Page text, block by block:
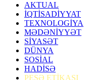
AKTUAL
İQTİSADİYYAT
TEXNOLOGİYA
MƏDƏNİYYƏT
SİYASƏT
DÜNYA
SOSİAL
HADİSƏ
PEŞƏ ETİKASI